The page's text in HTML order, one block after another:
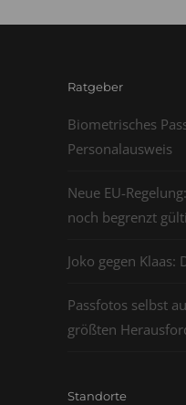
Ratgeber
Biometrisches
Personalausweis
Neue EU-
noch begrenzt
Joko gegen Klaas:
Passfotos selbst
größten
Standorte